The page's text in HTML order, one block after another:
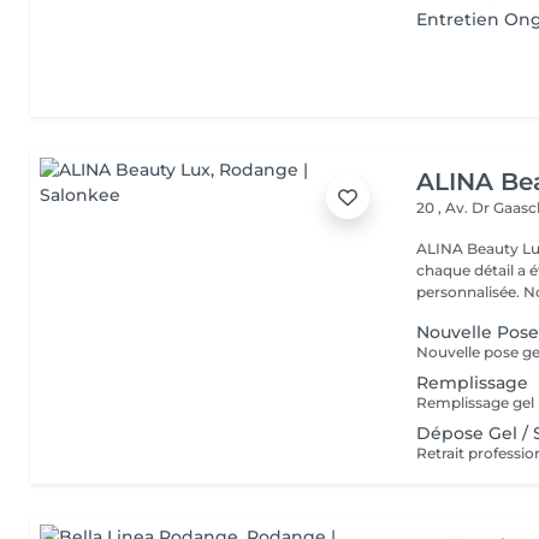
Entretien
ALINA
20 , Av. Dr
ALINA Beauty
chaque détail a
Nouvelle Pose
Remplissage
Dépose Gel /